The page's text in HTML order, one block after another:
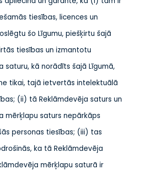
tiesības, licences un
šo Līgumu, piešķirtu šajā
tiesības un izmantotu
saturu, kā norādīts šajā Līgumā,
tikai, tajā ietvertās intelektuālā
(ii) tā Reklāmdevēja saturs un
mērķlapu saturs nepārkāps
personas tiesības; (iii) tas
ka tā Reklāmdevēja
mērķlapu saturā ir